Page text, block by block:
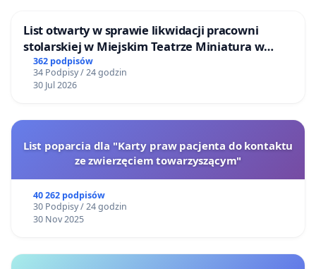
List otwarty w sprawie likwidacji pracowni
stolarskiej w Miejskim Teatrze Miniatura w
Gdańsku
362 podpisów
34 Podpisy / 24 godzin
30 Jul 2026
List poparcia dla "Karty praw pacjenta do kontaktu
ze zwierzęciem towarzyszącym"
40 262 podpisów
30 Podpisy / 24 godzin
30 Nov 2025